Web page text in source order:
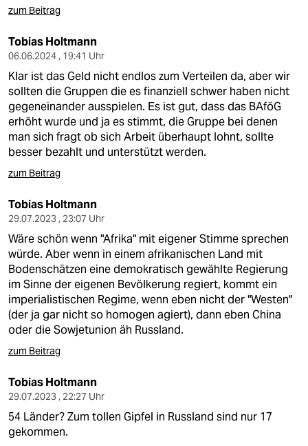
zum Beitrag
Tobias Holtmann
06.06.2024 , 19:41 Uhr
Klar ist das Geld nicht endlos zum Verteilen da, aber wir
sollten die Gruppen die es finanziell schwer haben nicht
gegeneinander ausspielen. Es ist gut, dass das BAföG
erhöht wurde und ja es stimmt, die Gruppe bei denen
man sich fragt ob sich Arbeit überhaupt lohnt, sollte
besser bezahlt und unterstützt werden.
zum Beitrag
Tobias Holtmann
29.07.2023 , 23:07 Uhr
Wäre schön wenn "Afrika" mit eigener Stimme sprechen
würde. Aber wenn in einem afrikanischen Land mit
Bodenschätzen eine demokratisch gewählte Regierung
im Sinne der eigenen Bevölkerung regiert, kommt ein
imperialistischen Regime, wenn eben nicht der "Westen"
(der ja gar nicht so homogen agiert), dann eben China
oder die Sowjetunion äh Russland.
zum Beitrag
Tobias Holtmann
29.07.2023 , 22:27 Uhr
54 Länder? Zum tollen Gipfel in Russland sind nur 17
gekommen.